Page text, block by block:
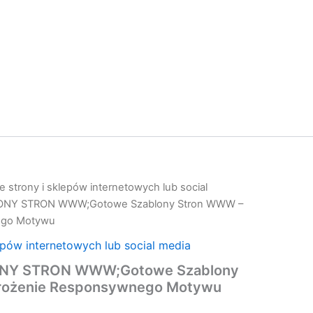
strony i sklepów internetowych lub social
STRON WWW;Gotowe Szablony Stron WWW –
Motywu
internetowych lub social media
STRON WWW;Gotowe Szablony
Responsywnego Motywu